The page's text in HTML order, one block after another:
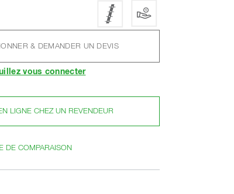
& DEMANDER UN DEVIS
vous connecter
LIGNE CHEZ UN REVENDEUR
DE COMPARAISON